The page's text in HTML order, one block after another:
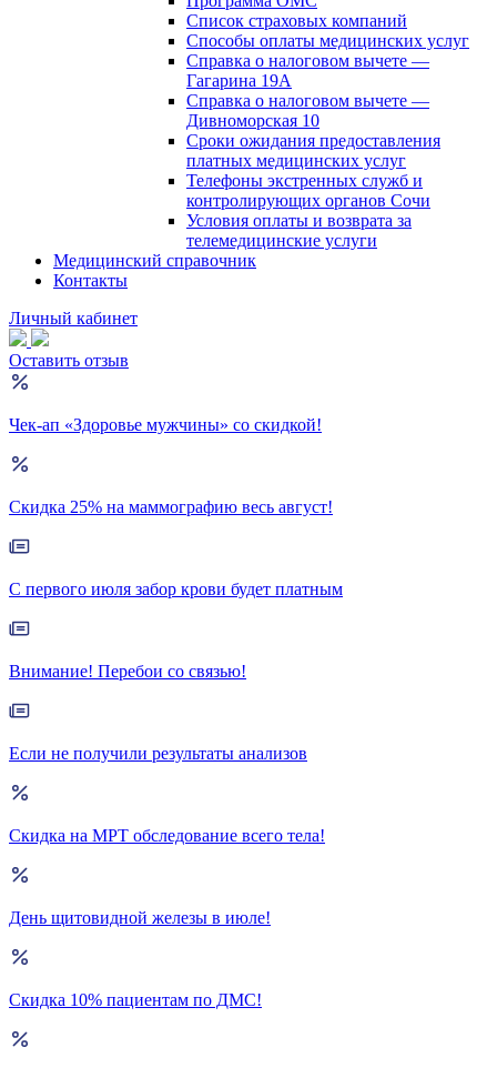
Список страховых компаний
Способы оплаты медицинских услуг
Справка о налоговом вычете —
Гагарина 19А
Справка о налоговом вычете —
Дивноморская 10
Сроки ожидания предоставления
платных медицинских услуг
Телефоны экстренных служб и
контролирующих органов Сочи
Условия оплаты и возврата за
телемедицинские услуги
Медицинский справочник
Контакты
Личный кабинет
Оставить отзыв
Чек-ап «Здоровье мужчины» со скидкой!
Скидка 25% на маммографию весь август!
С первого июля забор крови будет платным
Внимание! Перебои со связью!
Если не получили результаты анализов
Скидка на МРТ обследование всего тела!
День щитовидной железы в июле!
Скидка 10% пациентам по ДМС!